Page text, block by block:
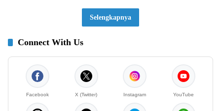
Selengkapnya
Connect With Us
Facebook X (Twitter) Instagram YouTube